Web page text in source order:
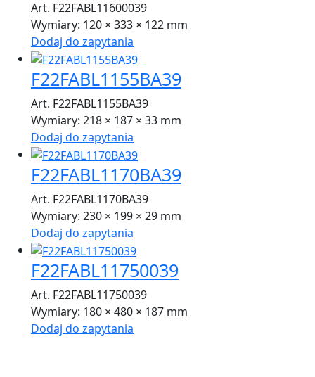
Art. F22FABL11600039
Wymiary: 120 × 333 × 122 mm
Dodaj do zapytania
F22FABL1155BA39
Art. F22FABL1155BA39
Wymiary: 218 × 187 × 33 mm
Dodaj do zapytania
F22FABL1170BA39
Art. F22FABL1170BA39
Wymiary: 230 × 199 × 29 mm
Dodaj do zapytania
F22FABL11750039
Art. F22FABL11750039
Wymiary: 180 × 480 × 187 mm
Dodaj do zapytania